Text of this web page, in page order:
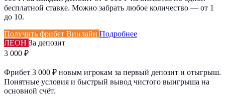
бесплатной ставке. Можно забрать любое количество — от 1
до 10.
Получить фрибет Винлайн Подробнее
ЛЕОН За депозит
3 000 ₽
Фрибет 3 000 ₽ новым игрокам за первый депозит и отыгрыш.
Понятные условия и быстрый вывод чистого выигрыша на
основной счёт.